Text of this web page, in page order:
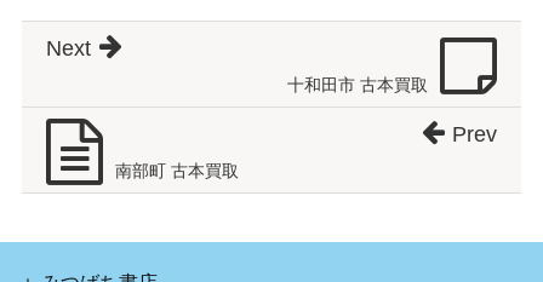
十和田市 古本買取
Next
南部町 古本買取
Prev